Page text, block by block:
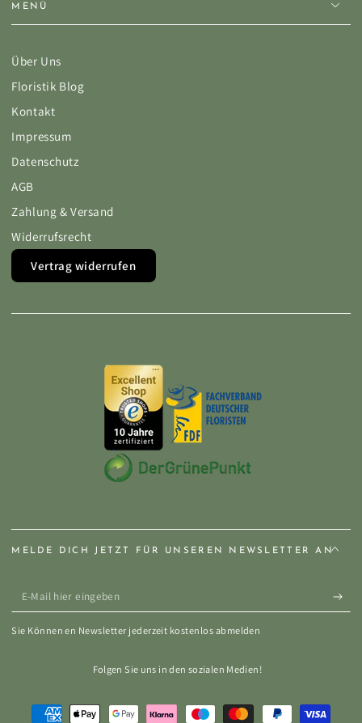
MENÜ
Über Uns
Floristik Blog
Kontakt
Impressum
Datenschutz
AGB
Zahlung & Versand
Widerrufsrecht
Vertrag widerrufen
MELDE DICH JETZT FÜR UNSEREN NEWSLETTER AN
E-
Mail
Sie Können en Newsletter jederzeit kostenlos abmelden
Folgen Sie uns in den sozialen Medien!
Zahlungsmöglichkeiten